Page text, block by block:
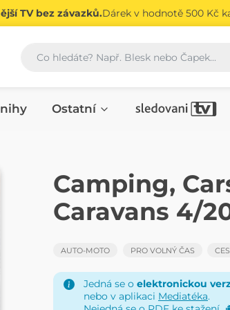
TV bez závazků.Dárek v hodnotě 500 Kč
Vyhledávání
Ostatní
ČASOPIS
Camping,
Caravans 4/
AUTO-MOTO PRO VOLNÝ ČAS
Jedná se o elektronickou
nebo v aplikaci Mediatéka.